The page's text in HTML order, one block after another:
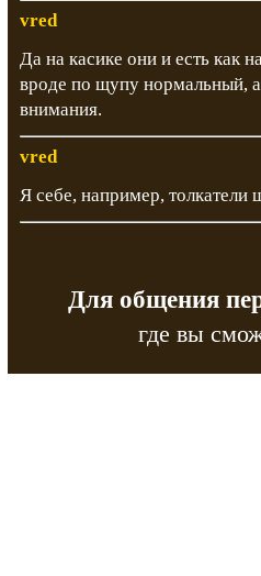
vred
Да на касике они и есть как
вроде по щупу нормальный,
внимания.
vred
Я себе, например, толкатели
Для общения
где вы